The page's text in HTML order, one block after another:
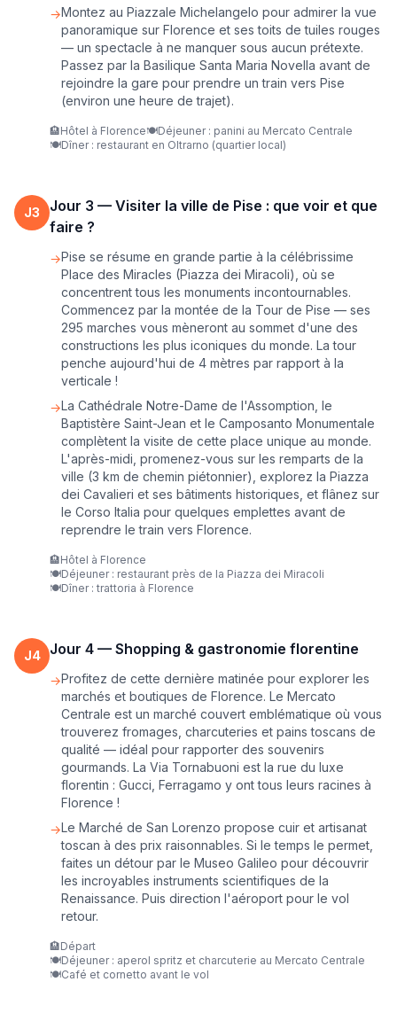
→Montez au Piazzale Michelangelo pour admirer la vue
panoramique sur Florence et ses toits de tuiles rouges
— un spectacle à ne manquer sous aucun prétexte.
Passez par la Basilique Santa Maria Novella avant de
rejoindre la gare pour prendre un train vers Pise
(environ une heure de trajet).
🏨Hôtel à Florence🍽️Déjeuner : panini au Mercato Centrale
🍽️Dîner : restaurant en Oltrarno (quartier local)
J3 Jour 3 — Visiter la ville de Pise : que voir et que
faire ?
→Pise se résume en grande partie à la célébrissime
Place des Miracles (Piazza dei Miracoli), où se
concentrent tous les monuments incontournables.
Commencez par la montée de la Tour de Pise — ses
295 marches vous mèneront au sommet d'une des
constructions les plus iconiques du monde. La tour
penche aujourd'hui de 4 mètres par rapport à la
verticale !
→La Cathédrale Notre-Dame de l'Assomption, le
Baptistère Saint-Jean et le Camposanto Monumentale
complètent la visite de cette place unique au monde.
L'après-midi, promenez-vous sur les remparts de la
ville (3 km de chemin piétonnier), explorez la Piazza
dei Cavalieri et ses bâtiments historiques, et flânez sur
le Corso Italia pour quelques emplettes avant de
reprendre le train vers Florence.
🏨Hôtel à Florence
🍽️Déjeuner : restaurant près de la Piazza dei Miracoli
🍽️Dîner : trattoria à Florence
J4 Jour 4 — Shopping & gastronomie florentine
→Profitez de cette dernière matinée pour explorer les
marchés et boutiques de Florence. Le Mercato
Centrale est un marché couvert emblématique où vous
trouverez fromages, charcuteries et pains toscans de
qualité — idéal pour rapporter des souvenirs
gourmands. La Via Tornabuoni est la rue du luxe
florentin : Gucci, Ferragamo y ont tous leurs racines à
Florence !
→Le Marché de San Lorenzo propose cuir et artisanat
toscan à des prix raisonnables. Si le temps le permet,
faites un détour par le Museo Galileo pour découvrir
les incroyables instruments scientifiques de la
Renaissance. Puis direction l'aéroport pour le vol
retour.
🏨Départ
🍽️Déjeuner : aperol spritz et charcuterie au Mercato Centrale
🍽️Café et cornetto avant le vol